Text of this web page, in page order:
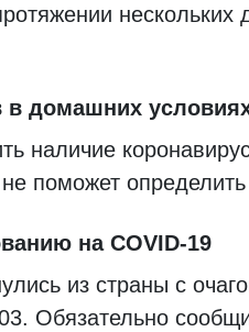
в домашних
наличие
поможет
на COVID-19
из страны с
Обязательно